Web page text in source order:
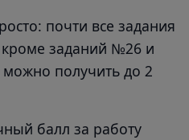
почти все задания
заданий №26 и
получить до 2
балл за работу